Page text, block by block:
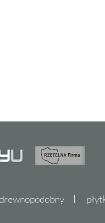
uwagę na produkty
po produkty, które nie